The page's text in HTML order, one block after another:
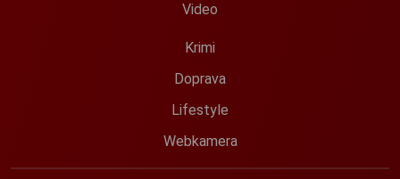
Video
Krimi
Doprava
Lifestyle
Webkamera